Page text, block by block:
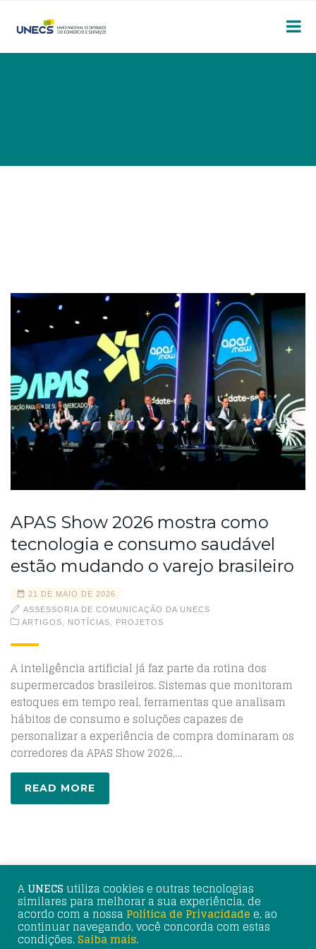
APAS Show 2026 mostra como
tecnologia e consumo saudável
estão mudando o varejo brasileiro
21 DE MAIO DE 2026
ASSESSORIA DE COMUNICAÇÃO DA UNECS
ARTIGOS
NOTÍCIAS PROJETOS
A inteligência artificial já faz parte da rotina dos
supermercados brasileiros. Sistemas que monitoram
estoques em tempo real, ferramentas que analisam
hábitos de consumo e soluções capazes de
personalizar a experiência de compra dominaram os
corredores da APAS Show 2026,…
READ MORE
© 2025 UNECS - União Nacional de Entidades do Comércio
AUNECS utiliza cookies e outras tecnologias
similares para melhorar a sua experiência, de
acordo com a nossa Política de Privacidadee, ao
continuar navegando, você concorda com estas
condições.Saiba mais.